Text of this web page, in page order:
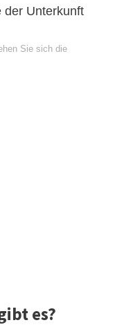
der Unterkunft
Sie sich die
es?